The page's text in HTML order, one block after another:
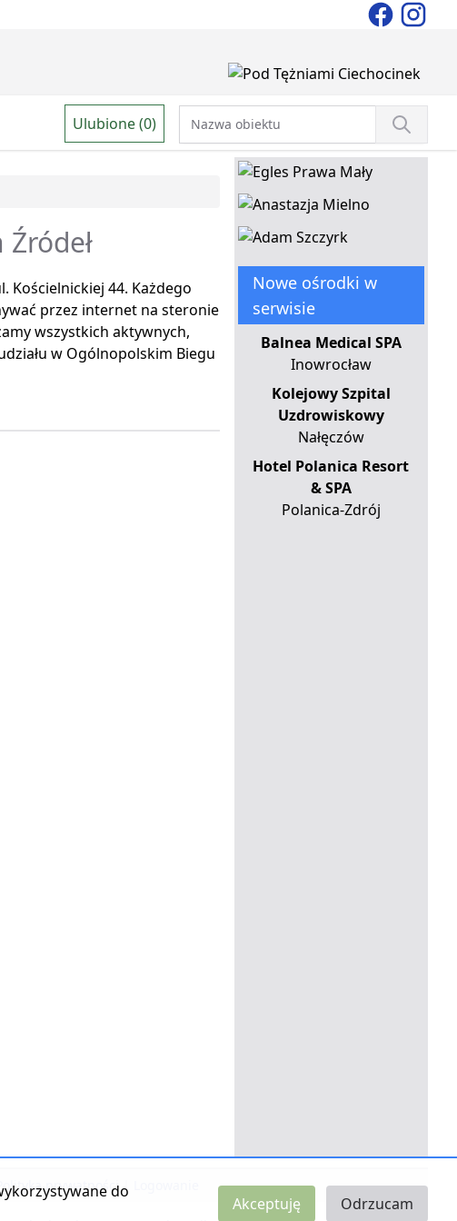
Ulubione (0)
Kościelnickiej 44. Każdego
przez internet na steronie
wszystkich aktywnych,
w Ogólnopolskim Biegu
Nowe ośrodki w
serwisie
Balnea Medical SPA
Inowrocław
Kolejowy Szpital
Uzdrowiskowy
Nałęczów
Hotel Polanica Resort
& SPA
Polanica-Zdrój
prywatności |
do
Akceptuję Odrzucam